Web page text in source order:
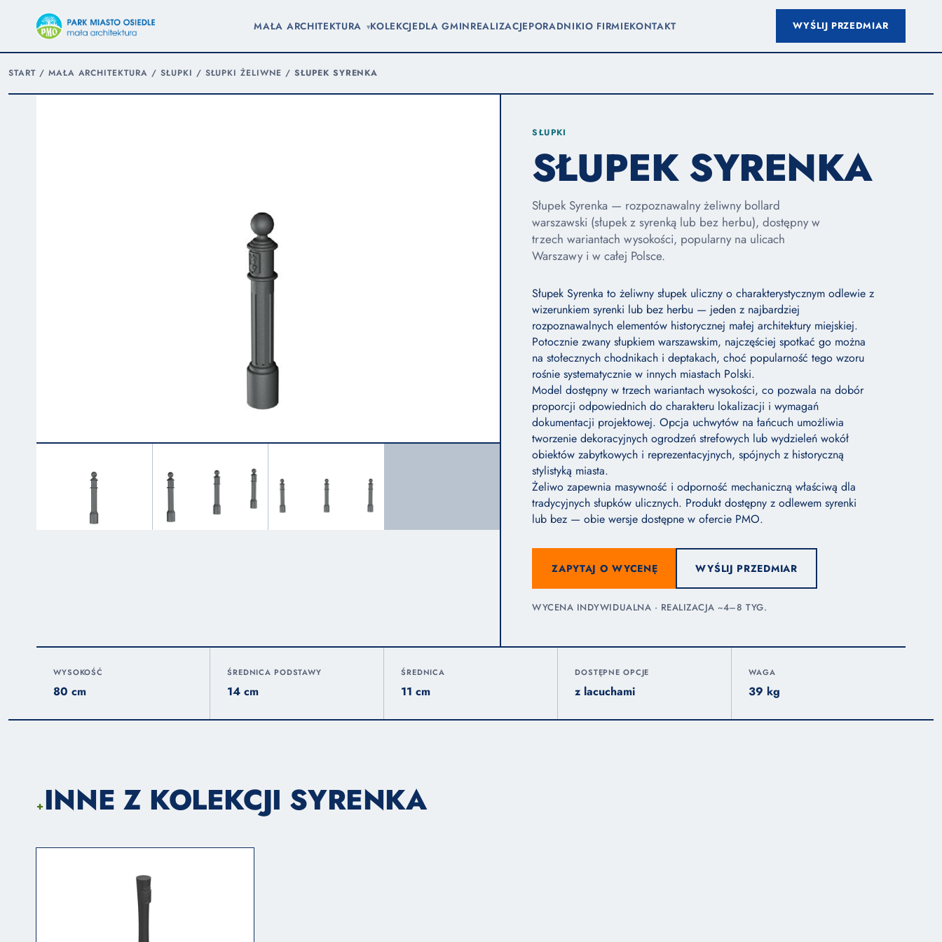
MAŁA ARCHITEKTURA ▾KOLEKCJEDLA GMINREALIZACJEPORADNIKIO FIRMIEKONTAKT WYŚLIJ PRZEDMIAR
START/ MAŁA ARCHITEKTURA / SŁUPKI / SŁUPKI ŻELIWNE / SŁUPEK SYRENKA
SŁUPKI
SŁUPEK SYRENKA
Słupek Syrenka — rozpoznawalny żeliwny bollard
warszawski (słupek z syrenką lub bez herbu), dostępny w
trzech wariantach wysokości, popularny na ulicach
Warszawy i w całej Polsce.
Słupek Syrenka to żeliwny słupek uliczny o charakterystycznym odlewie z
wizerunkiem syrenki lub bez herbu — jeden z najbardziej
rozpoznawalnych elementów historycznej małej architektury miejskiej.
Potocznie zwany słupkiem warszawskim, najczęściej spotkać go można
na stołecznych chodnikach i deptakach, choć popularność tego wzoru
rośnie systematycznie w innych miastach Polski.
Model dostępny w trzech wariantach wysokości, co pozwala na dobór
proporcji odpowiednich do charakteru lokalizacji i wymagań
dokumentacji projektowej. Opcja uchwytów na łańcuch umożliwia
tworzenie dekoracyjnych ogrodzeń strefowych lub wydzieleń wokół
obiektów zabytkowych i reprezentacyjnych, spójnych z historyczną
stylistyką miasta.
Żeliwo zapewnia masywność i odporność mechaniczną właściwą dla
tradycyjnych słupków ulicznych. Produkt dostępny z odlewem syrenki
lub bez — obie wersje dostępne w ofercie PMO.
ZAPYTAJ O WYCENĘ WYŚLIJ PRZEDMIAR
WYCENA INDYWIDUALNA · REALIZACJA ~4–8 TYG.
WYSOKOŚĆ
80 cm
ŚREDNICA PODSTAWY
14 cm
ŚREDNICA
11 cm
DOSTĘPNE OPCJE
z lacuchami
WAGA
39 kg
+INNE Z KOLEKCJI SYRENKA